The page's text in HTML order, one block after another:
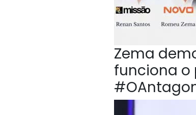
Zema
funciona o